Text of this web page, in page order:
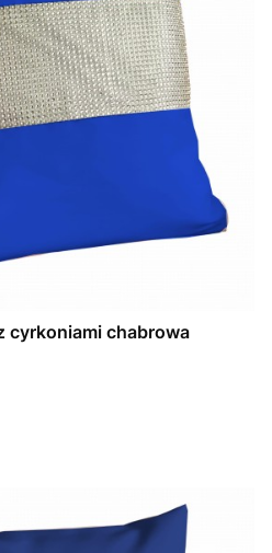
cyrkoniami chabrowa